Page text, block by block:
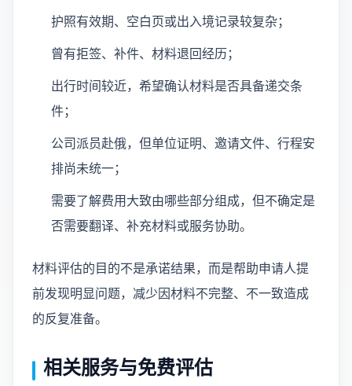
护照有效期、空白页或出入境记录较复杂；
曾有拒签、补件、材料退回经历；
出行时间较近，希望确认材料是否具备递交条
件；
公司派员赴俄，但单位证明、邀请文件、行程安
排尚未统一；
需要了解费用大致由哪些部分组成，但不确定是
否需要翻译、补充材料或服务协助。
材料评估的目的不是承诺结果，而是帮助申请人提
前发现明显问题，减少因材料不完整、不一致造成
的反复准备。
相关服务与免费评估